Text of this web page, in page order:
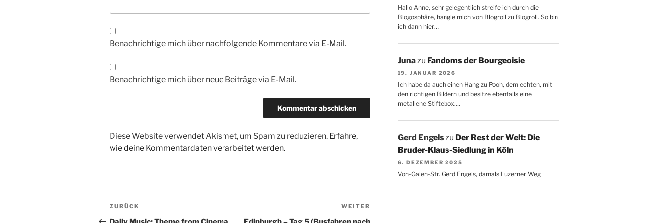
Benachrichtige mich über nachfolgende Kommentare via E-Mail.
Benachrichtige mich über neue Beiträge via E-Mail.
Diese Website verwendet Akismet, um Spam zu reduzieren. Erfahre,
wie deine Kommentardaten verarbeitet werden.
Beitragsnavigation
Vorheriger
Beitrag
ZURÜCK
Beitrag
WEITER
Hallo Anne, sehr gelegentlich streife ich durch die
Blogosphäre, hangle mich von Blogroll zu Blogroll. So bin
ich dann hier…
Junazu Fandoms der Bourgeoisie
19. JANUAR 2026
Ich habe da auch einen Hang zu Pooh, dem echten, mit
den richtigen Bildern und besitze ebenfalls eine
metallene Stiftebox.…
Gerd Engelszu Der Rest der Welt: Die
Bruder-Klaus-Siedlung in Köln
6. DEZEMBER 2025
Von-Galen-Str. Gerd Engels, damals Luzerner Weg